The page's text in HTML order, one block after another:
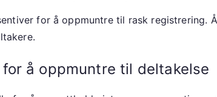
for å oppmuntre til rask registrering.
å oppmuntre til deltakelse